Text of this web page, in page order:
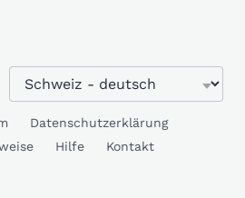
Datenschutzerklärung
Hilfe Kontakt